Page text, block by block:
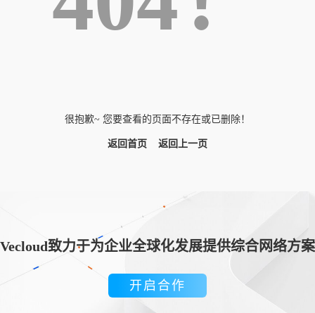
很抱歉~ 您要查看的页面不存在或已删除！
返回首页 返回上一页
Vecloud致力于为企业全球化发展提供综合网络方案
开启合作